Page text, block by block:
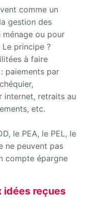
comme un
gestion des
ménage ou pour
principe ?
à faire
paiements par
internet, retraits au
etc.
le PEA, le PEL, le
ne peuvent pas
compte épargne
idées reçues